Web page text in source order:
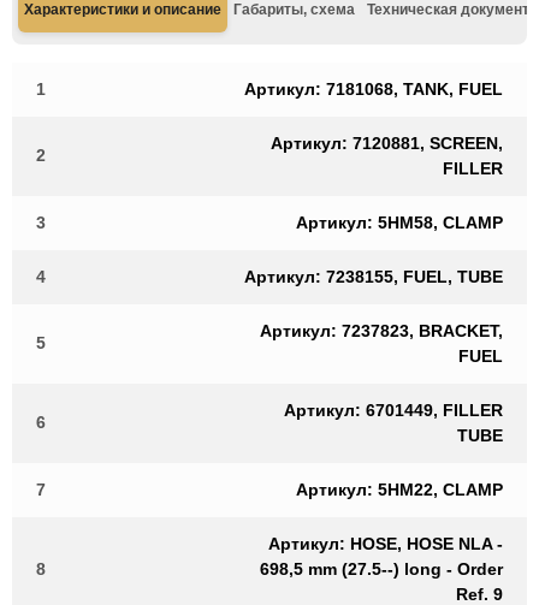
Характеристики и описание Габариты, схема Техническая
1 Артикул: 7181068, TANK, FUEL
2
Артикул: 7120881, SCREEN,
FILLER
3 Артикул: 5HM58, CLAMP
4 Артикул: 7238155, FUEL, TUBE
5
Артикул: 7237823, BRACKET,
FUEL
6
Артикул: 6701449, FILLER
TUBE
7 Артикул: 5HM22, CLAMP
8
Артикул: HOSE, HOSE NLA -
698,5 mm (27.5--) long - Order
Ref. 9